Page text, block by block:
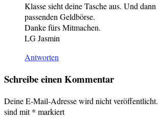
Klasse sieht deine Tasche aus. Und
passenden Geldbörse.
Danke fürs Mitmachen.
LG Jasmin
Antworten
Schreibe einen Kommentar
Deine E-Mail-Adresse wird nicht veröffentlicht.
sind mit* markiert